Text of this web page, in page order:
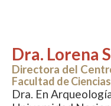
Dra. Lorena
Directora del
Facultad de
Dra. En